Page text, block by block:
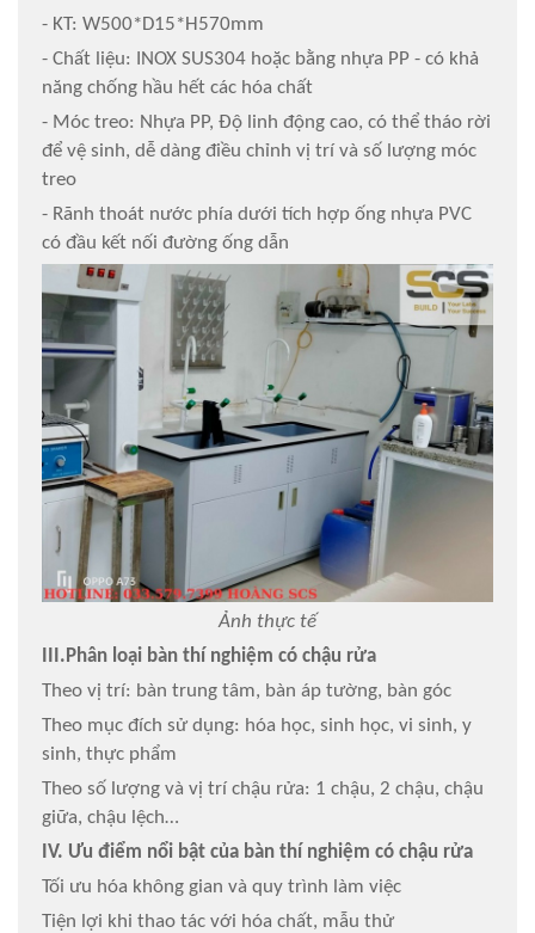
- KT: W500*D15*H570mm
- Chất liệu: INOX SUS304 hoặc bằng nhựa PP - có khả
năng chống hầu hết các hóa chất
- Móc treo: Nhựa PP, Độ linh động cao, có thể tháo rời
để vệ sinh, dễ dàng điều chỉnh vị trí và số lượng móc
treo
- Rãnh thoát nước phía dưới tích hợp ống nhựa PVC
có đầu kết nối đường ống dẫn
Ảnh thực tế
III.Phân loại bàn thí nghiệm có chậu rửa
Theo vị trí: bàn trung tâm, bàn áp tường, bàn góc
Theo mục đích sử dụng: hóa học, sinh học, vi sinh, y
sinh, thực phẩm
Theo số lượng và vị trí chậu rửa: 1 chậu, 2 chậu, chậu
giữa, chậu lệch…
IV. Ưu điểm nổi bật của bàn thí nghiệm có chậu rửa
Tối ưu hóa không gian và quy trình làm việc
Tiện lợi khi thao tác với hóa chất, mẫu thử